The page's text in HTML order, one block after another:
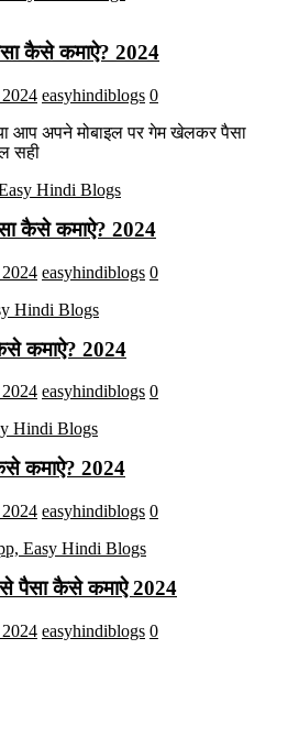
कैसे कमाऐ? 2024
easyhindiblogs 0
आप अपने मोबाइल पर गेम खेलकर पैसा
सही
कैसे कमाऐ? 2024
easyhindiblogs 0
कमाऐ? 2024
easyhindiblogs 0
कमाऐ? 2024
easyhindiblogs 0
पैसा कैसे कमाऐ 2024
easyhindiblogs 0